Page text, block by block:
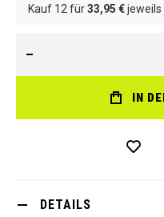
Kauf 12 für33,95 €jeweils
IN
DETAILS